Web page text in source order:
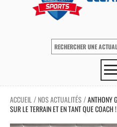
ACCUEIL / NOS ACTUALITÉS /ANTHONY
SUR LE TERRAIN ET EN TANT QUE